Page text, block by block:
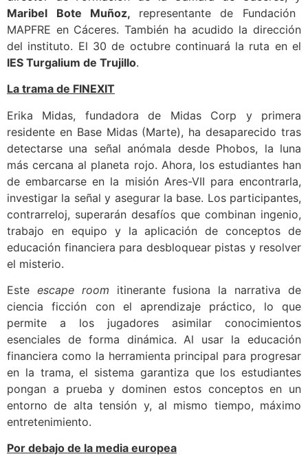
Maribel Bote Muñoz, representante de Fundación
MAPFRE en Cáceres. También ha acudido la dirección
del instituto. El 30 de octubre continuará la ruta en el
IES Turgalium de Trujillo.
La trama de FINEXIT
Erika Midas, fundadora de Midas Corp y primera
residente en Base Midas (Marte), ha desaparecido tras
detectarse una señal anómala desde Phobos, la luna
más cercana al planeta rojo. Ahora, los estudiantes han
de embarcarse en la misión Ares-VII para encontrarla,
investigar la señal y asegurar la base. Los participantes,
contrarreloj, superarán desafíos que combinan ingenio,
trabajo en equipo y la aplicación de conceptos de
educación financiera para desbloquear pistas y resolver
el misterio.
Este escape room itinerante fusiona la narrativa de
ciencia ficción con el aprendizaje práctico, lo que
permite a los jugadores asimilar conocimientos
esenciales de forma dinámica. Al usar la educación
financiera como la herramienta principal para progresar
en la trama, el sistema garantiza que los estudiantes
pongan a prueba y dominen estos conceptos en un
entorno de alta tensión y, al mismo tiempo, máximo
entretenimiento.
Por debajo de la media europea